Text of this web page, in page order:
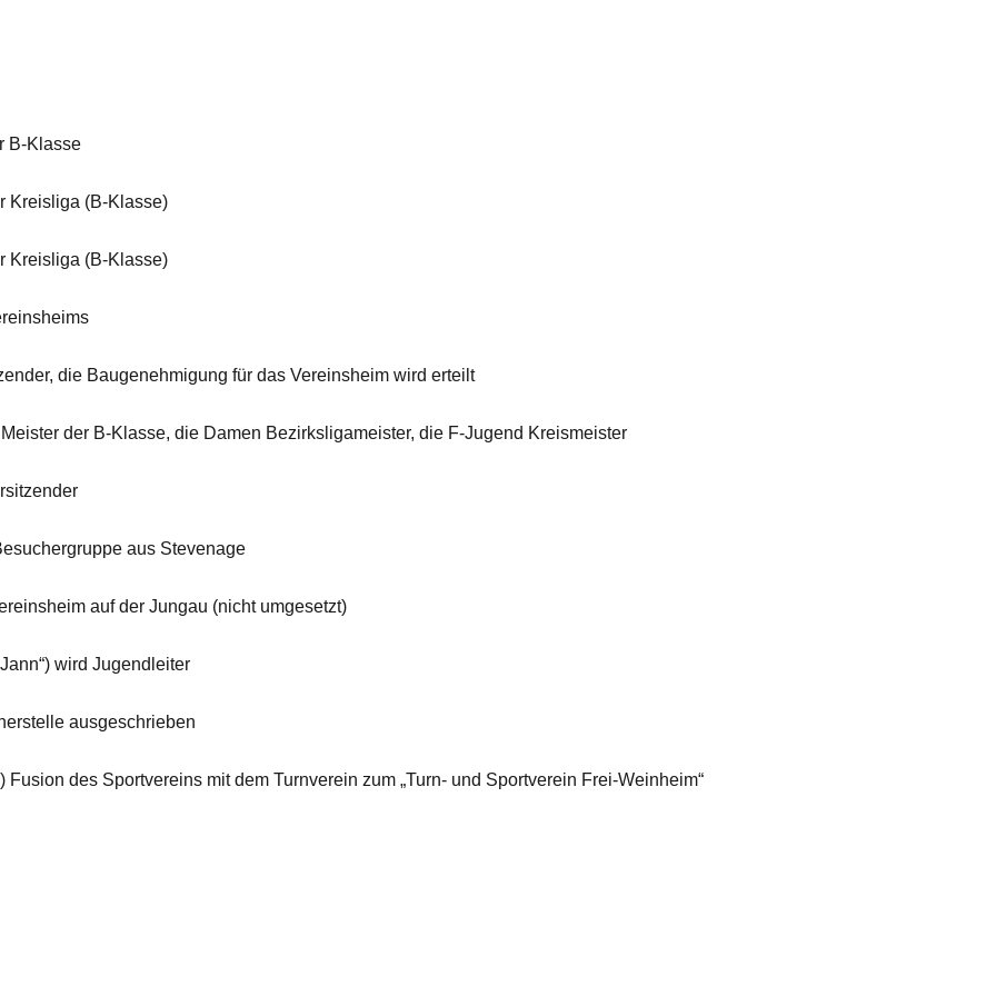
Klasse
(B-Klasse)
(B-Klasse)
die Baugenehmigung für das Vereinsheim wird erteilt
der B-Klasse, die Damen Bezirksligameister, die F-Jugend Kreismeister
aus Stevenage
auf der Jungau (nicht umgesetzt)
wird Jugendleiter
ausgeschrieben
des Sportvereins mit dem Turnverein zum „Turn- und Sportverein Frei-Weinheim“